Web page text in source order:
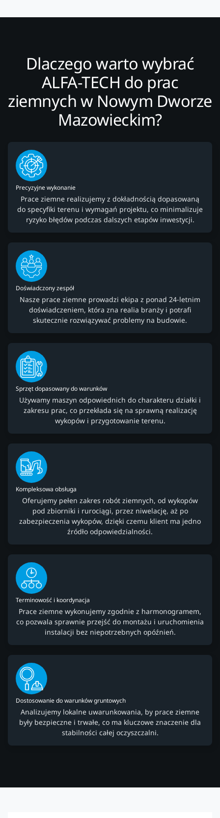
Dlaczego warto wybrać
ALFA-TECH do prac
ziemnych w Nowym Dworze
Mazowieckim?
Precyzyjne wykonanie
Prace ziemne realizujemy z dokładnością dopasowaną
do specyfiki terenu i wymagań projektu, co minimalizuje
ryzyko błędów podczas dalszych etapów inwestycji.
Doświadczony zespół
Nasze prace ziemne prowadzi ekipa z ponad 24-letnim
doświadczeniem, która zna realia branży i potrafi
skutecznie rozwiązywać problemy na budowie.
Sprzęt dopasowany do warunków
Używamy maszyn odpowiednich do charakteru działki i
zakresu prac, co przekłada się na sprawną realizację
wykopów i przygotowanie terenu.
Kompleksowa obsługa
Oferujemy pełen zakres robót ziemnych, od wykopów
pod zbiorniki i rurociągi, przez niwelację, aż po
zabezpieczenia wykopów, dzięki czemu klient ma jedno
źródło odpowiedzialności.
Terminowość i koordynacja
Prace ziemne wykonujemy zgodnie z harmonogramem,
co pozwala sprawnie przejść do montażu i uruchomienia
instalacji bez niepotrzebnych opóźnień.
Dostosowanie do warunków gruntowych
Analizujemy lokalne uwarunkowania, by prace ziemne
były bezpieczne i trwałe, co ma kluczowe znaczenie dla
stabilności całej oczyszczalni.